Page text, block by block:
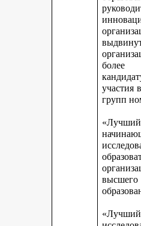
участия
групп
«Лучший
высшего